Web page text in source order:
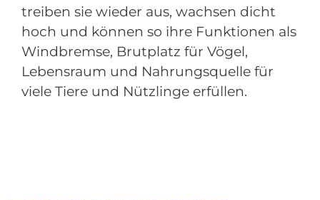
treiben sie wieder aus, wachsen dicht
hoch und können so ihre Funktionen als
Windbremse, Brutplatz für Vögel,
Lebensraum und Nahrungsquelle für
viele Tiere und Nützlinge erfüllen.